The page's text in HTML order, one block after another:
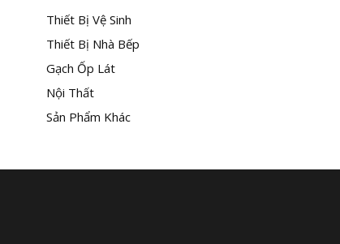
Thiết Bị Vệ Sinh
Thiết Bị Nhà Bếp
Gạch Ốp Lát
Nội Thất
Sản Phẩm Khác